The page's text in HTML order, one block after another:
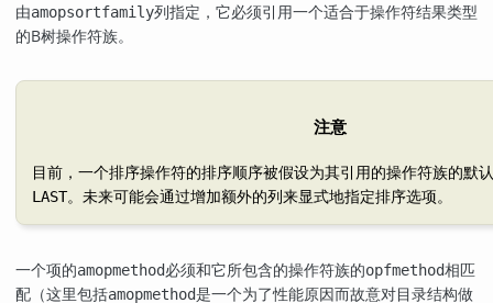
由amopsortfamily列指定，它必须引用一个适合于操作符结果类型
的B树操作符族。
注意
目前，一个排序操作符的排序顺序被假设为其引用的操作符族的默
LAST。未来可能会通过增加额外的列来显式地指定排序选项。
一个项的amopmethod必须和它所包含的操作符族的opfmethod相匹
配（这里包括amopmethod是一个为了性能原因而故意对目录结构做